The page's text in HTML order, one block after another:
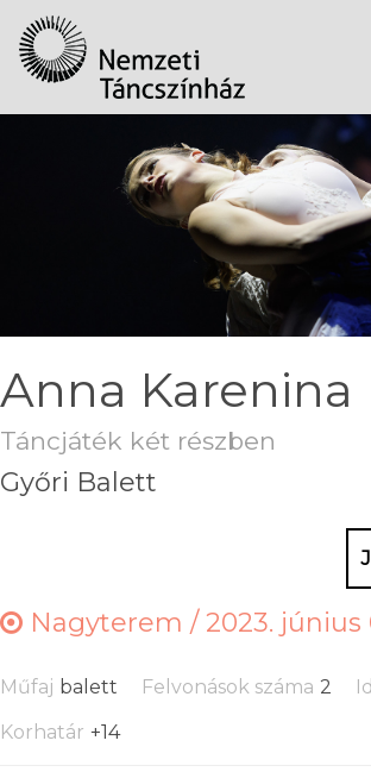
Anna Karenina
Táncjáték két részben
Győri Balett
Nagyterem /2023. június
Műfaj balett Felvonások száma 2
Korhatár +14